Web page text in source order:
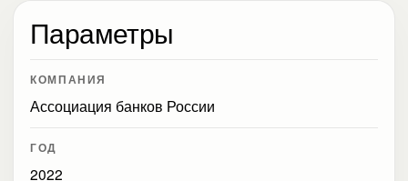
Параметры
КОМПАНИЯ
Ассоциация банков России
ГОД
2022